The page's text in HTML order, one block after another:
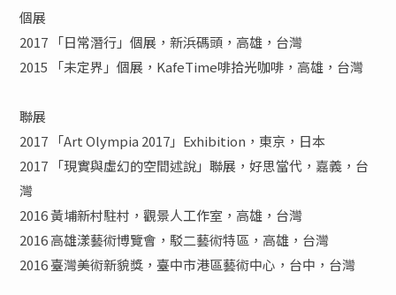
個展
2017 「日常潛行」個展，新浜碼頭，高雄，台灣
2015 「未定界」個展，KafeTime啡拾光咖啡，高雄，台灣
聯展
2017 「Art Olympia 2017」Exhibition，東京，日本
2017 「現實與虛幻的空間述說」聯展，好思當代，嘉義，台
灣
2016 黃埔新村駐村，觀景人工作室，高雄，台灣
2016 高雄漾藝術博覽會，駁二藝術特區，高雄，台灣
2016 臺灣美術新貌獎，臺中市港區藝術中心，台中，台灣